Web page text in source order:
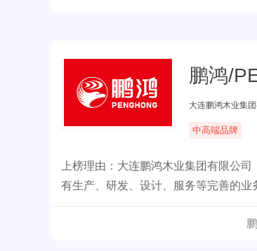
鹏鸿/
大连鹏鸿木业集
中高端品牌
上榜理由：大连鹏鸿木业集团有限公
有生产、研发、设计、服务等完善的业